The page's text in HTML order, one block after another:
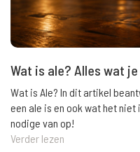
Wat is ale? Alles wat
Wat is Ale? In dit artikel
een ale is en ook wat het
nodige van op!
Verder lezen